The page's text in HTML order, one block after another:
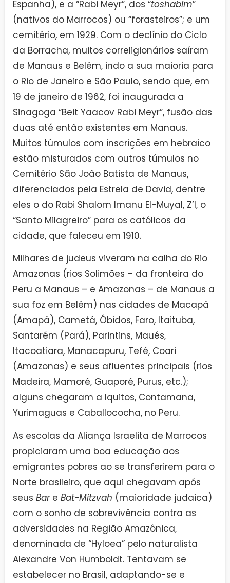
Espanha), e a “Rabi Meyr”, dos “toshabim”
(nativos do Marrocos) ou “forasteiros”; e um
cemitério, em 1929. Com o declínio do Ciclo
da Borracha, muitos correligionários saíram
de Manaus e Belém, indo a sua maioria para
o Rio de Janeiro e São Paulo, sendo que, em
19 de janeiro de 1962, foi inaugurada a
Sinagoga “Beit Yaacov Rabi Meyr”, fusão das
duas até então existentes em Manaus.
Muitos túmulos com inscrições em hebraico
estão misturados com outros túmulos no
Cemitério São João Batista de Manaus,
diferenciados pela Estrela de David, dentre
eles o do Rabi Shalom Imanu El-Muyal, Z’l, o
“Santo Milagreiro” para os católicos da
cidade, que faleceu em 1910.
Milhares de judeus viveram na calha do Rio
Amazonas (rios Solimões – da fronteira do
Peru a Manaus – e Amazonas – de Manaus a
sua foz em Belém) nas cidades de Macapá
(Amapá), Cametá, Óbidos, Faro, Itaituba,
Santarém (Pará), Parintins, Maués,
Itacoatiara, Manacapuru, Tefé, Coari
(Amazonas) e seus afluentes principais (rios
Madeira, Mamoré, Guaporé, Purus, etc.);
alguns chegaram a Iquitos, Contamana,
Yurimaguas e Caballococha, no Peru.
As escolas da Aliança Israelita de Marrocos
propiciaram uma boa educação aos
emigrantes pobres ao se transferirem para o
Norte brasileiro, que aqui chegavam após
seus Bare Bat-Mitzvah (maioridade judaica)
com o sonho de sobrevivência contra as
adversidades na Região Amazônica,
denominada de “Hyloea” pelo naturalista
Alexandre Von Humboldt. Tentavam se
estabelecer no Brasil, adaptando-se e